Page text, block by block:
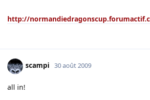
http://
scampi 30 août 2009
all in!